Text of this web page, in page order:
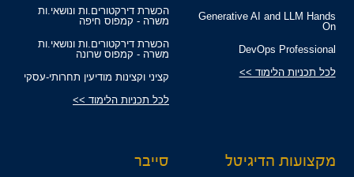
Generative AI and LLM Hands
On
DevOps Professional
לכל תכניות הלימוד >>
הכשרת דירקטורים.ות ונושאי.ות
משרה - קמפוס חיפה
הכשרת דירקטורים.ות ונושאי.ות
משרה - קמפוס שרונה
קציני וקצינות מודיעין תחרותי-עסקי
לכל תכניות הלימוד >>
מקצועות הדיגיטל סייבר